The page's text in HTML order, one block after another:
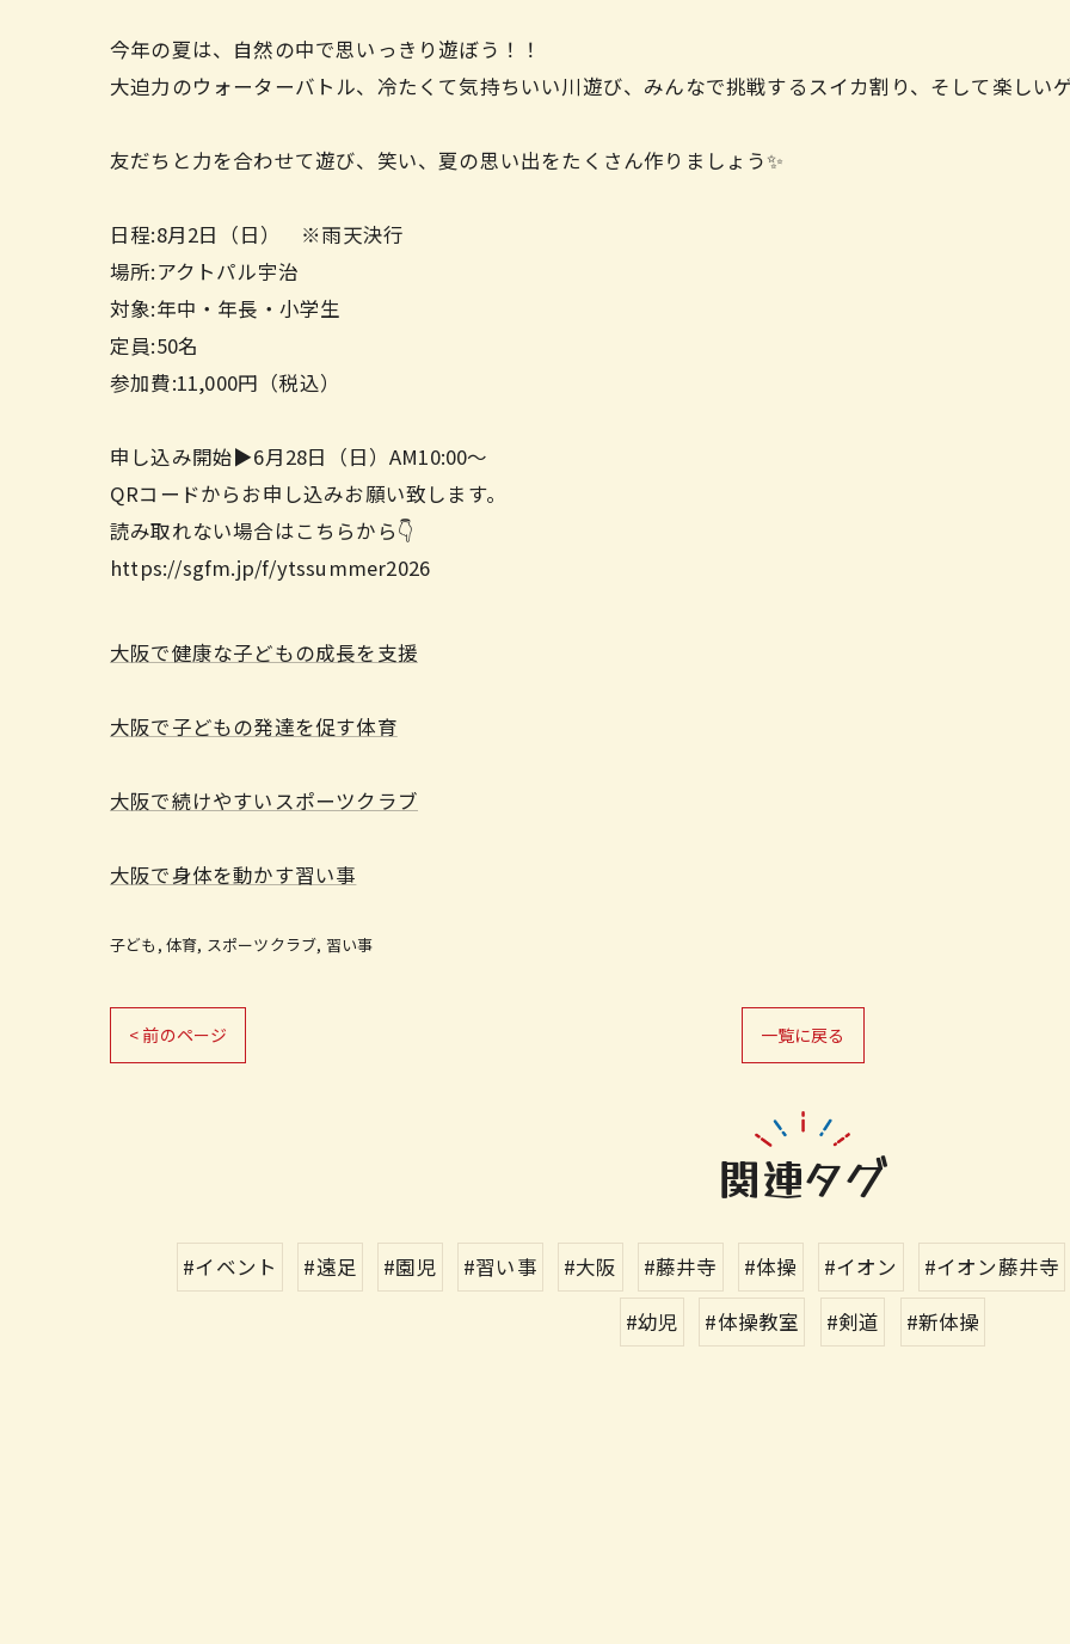
今年の夏は、自然の中で思いっきり遊ぼう！！
大迫力のウォーターバトル、冷たくて気持ちいい川遊び、みんなで挑戦するスイカ割り、そして楽しい
友だちと力を合わせて遊び、笑い、夏の思い出をたくさん作りましょう✨
日程:8月2日（日） ※雨天決行
場所:アクトパル宇治
対象:年中・年長・小学生
定員:50名
参加費:11,000円（税込）
申し込み開始▶︎6月28日（日）AM10:00〜
QRコードからお申し込みお願い致します。
読み取れない場合はこちらから👇
https://sgfm.jp/f/ytssummer2026
大阪で健康な子どもの成長を支援
大阪で子どもの発達を促す体育
大阪で続けやすいスポーツクラブ
大阪で身体を動かす習い事
子ども 体育 スポーツクラブ 習い事
< 前のページ 一覧に戻る
関連タグ
#イベント #遠足 #園児 #習い事 #大阪 #藤井寺 #体操 #イオン #イオン藤井寺
#幼児
#体操教室 #剣道 #新体操